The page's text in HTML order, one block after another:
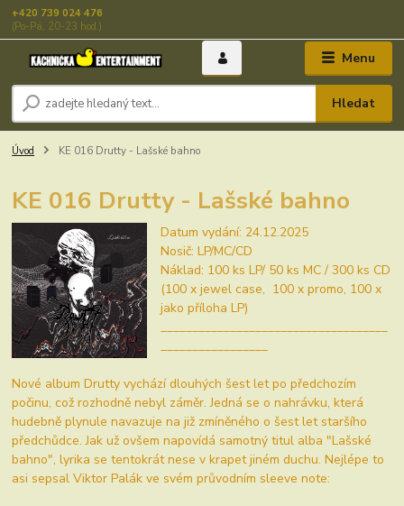
Menu
Hledat
+420 739 024 476
(Po-Pá, 20-23 hod.)
Úvod KE 016 Drutty - Lašské bahno
KE 016 Drutty - Lašské bahno
Datum vydání: 24.12.2025
Nosič: LP/MC/CD
Náklad: 100 ks LP/ 50 ks MC / 300 ks CD
(100 x jewel case, 100 x promo, 100 x
jako příloha LP)
Nové album Drutty vychází dlouhých šest let po předchozím
počinu, což rozhodně nebyl záměr. Jedná se o nahrávku, která
hudebně plynule navazuje na již zmíněného o šest let staršího
předchůdce. Jak už ovšem napovídá samotný titul alba "Lašské
bahno", lyrika se tentokrát nese v krapet jiném duchu. Nejlépe to
asi sepsal Viktor Palák ve svém průvodním sleeve note: